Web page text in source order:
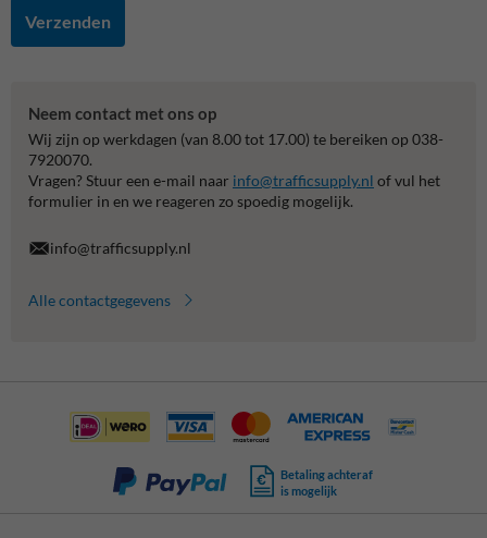
Verzenden
Neem contact met ons op
Wij zijn op werkdagen (van 8.00 tot 17.00) te bereiken op 038-
7920070.
Vragen? Stuur een e-mail naar info@trafficsupply.nl of vul het
formulier in en we reageren zo spoedig mogelijk.
info@trafficsupply.nl
Alle contactgegevens
Betaling achteraf
is mogelijk